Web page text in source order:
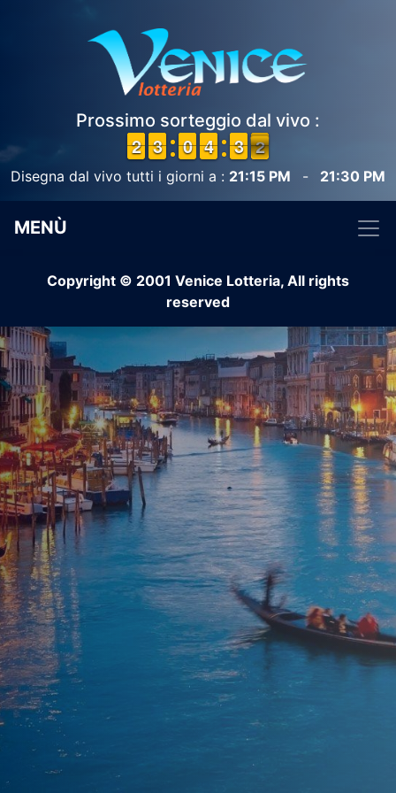
Prossimo sorteggio dal vivo :
1
1
2
2 2
2
3
3 9
9
0
0 3
3
4
4 2
2
3
3 2
1
1
Disegna dal vivo tutti i giorni a : 21:15 PM - 21:30 PM
MENÙ
Copyright © 2001 Venice Lotteria, All rights
reserved